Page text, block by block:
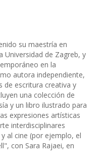
su maestría en
Universidad de Zagreb, y
en la
autora independiente,
de escritura creativa y
una colección de
y un libro ilustrado para
expresiones artísticas
interdisciplinares
al cine (por ejemplo, el
con Sara Rajaei, en